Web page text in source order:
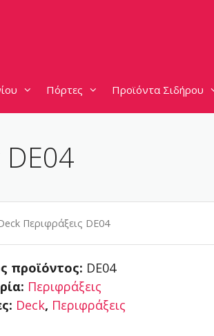
Πόρτες Προϊόντα Σιδήρου
DE04
Περιφράξεις DE04
προϊόντος: DE04
Περιφράξεις
Deck, Περιφράξεις